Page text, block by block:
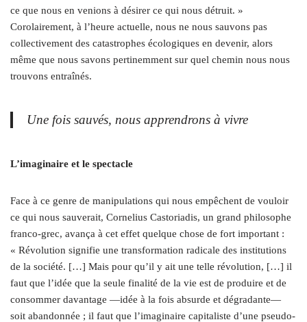
ce que nous en venions à désirer ce qui nous détruit. »
Corolairement, à l’heure actuelle, nous ne nous sauvons pas
collectivement des catastrophes écologiques en devenir, alors
même que nous savons pertinemment sur quel chemin nous nous
trouvons entraînés.
Une fois sauvés, nous apprendrons à vivre
L’imaginaire et le spectacle
Face à ce genre de manipulations qui nous empêchent de vouloir
ce qui nous sauverait, Cornelius Castoriadis, un grand philosophe
franco-grec, avança à cet effet quelque chose de fort important :
« Révolution signifie une transformation radicale des institutions
de la société. […] Mais pour qu’il y ait une telle révolution, […] il
faut que l’idée que la seule finalité de la vie est de produire et de
consommer davantage —idée à la fois absurde et dégradante—
soit abandonnée ; il faut que l’imaginaire capitaliste d’une pseudo-